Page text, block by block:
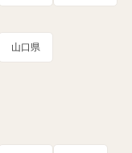
山口県